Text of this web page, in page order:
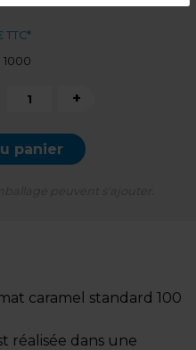
TTC*
+
panier
caramel standard 100
réalisée dans une